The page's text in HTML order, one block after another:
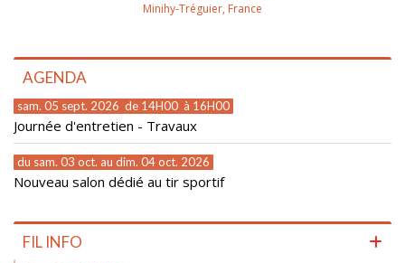
Minihy-Tréguier, France
AGENDA
sam. 05 sept. 2026 de 14H00 à 16H00
Journée d'entretien - Travaux
du sam. 03 oct. au dim. 04 oct. 2026
Nouveau salon dédié au tir sportif
FIL INFO